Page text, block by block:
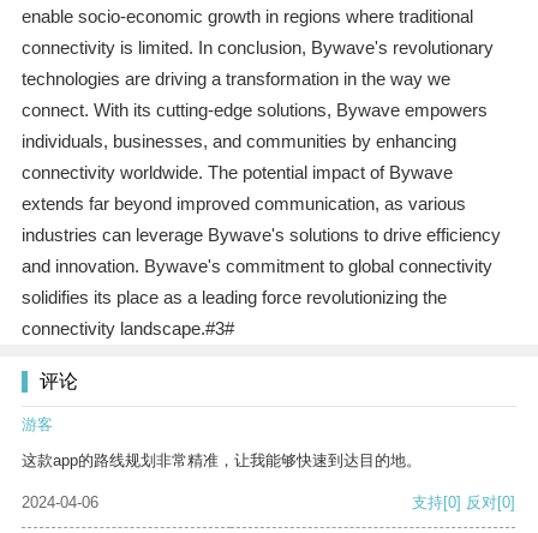
enable socio-economic growth in regions where traditional
connectivity is limited. In conclusion, Bywave's revolutionary
technologies are driving a transformation in the way we
connect. With its cutting-edge solutions, Bywave empowers
individuals, businesses, and communities by enhancing
connectivity worldwide. The potential impact of Bywave
extends far beyond improved communication, as various
industries can leverage Bywave's solutions to drive efficiency
and innovation. Bywave's commitment to global connectivity
solidifies its place as a leading force revolutionizing the
connectivity landscape.#3#
评论
游客
这款app的路线规划非常精准，让我能够快速到达目的地。
2024-04-06 支持[0] 反对[0]